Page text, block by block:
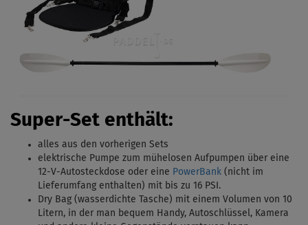
Super-Set enthält:
alles aus den vorherigen Sets
elektrische Pumpe zum mühelosen Aufpumpen über eine
12-V-Autosteckdose oder eine PowerBank (nicht im
Lieferumfang enthalten) mit bis zu 16 PSI.
Dry Bag (wasserdichte Tasche) mit einem Volumen von 10
Litern, in der man bequem Handy, Autoschlüssel, Kamera